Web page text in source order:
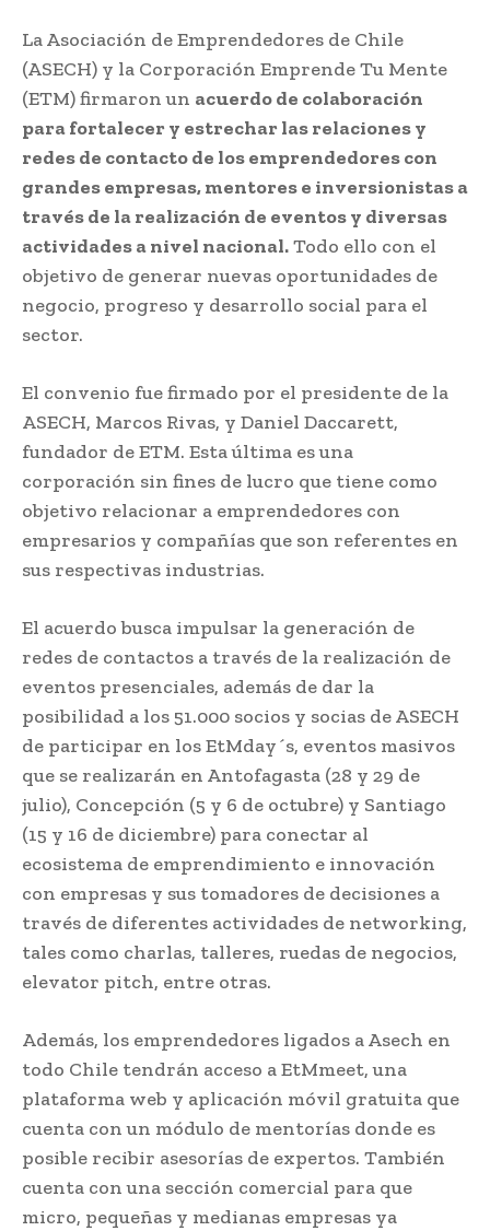
La Asociación de Emprendedores de Chile
(ASECH) y la Corporación Emprende Tu Mente
(ETM) firmaron un acuerdo de colaboración
para fortalecer y estrechar las relaciones y
redes de contacto de los emprendedores con
grandes empresas, mentores e inversionistas a
través de la realización de eventos y diversas
actividades a nivel nacional.Todo ello con el
objetivo de generar nuevas oportunidades de
negocio, progreso y desarrollo social para el
sector.
El convenio fue firmado por el presidente de la
ASECH, Marcos Rivas, y Daniel Daccarett,
fundador de ETM. Esta última es una
corporación sin fines de lucro que tiene como
objetivo relacionar a emprendedores con
empresarios y compañías que son referentes en
sus respectivas industrias.
El acuerdo busca impulsar la generación de
redes de contactos a través de la realización de
eventos presenciales, además de dar la
posibilidad a los 51.000 socios y socias de ASECH
de participar en los EtMday´s, eventos masivos
que se realizarán en Antofagasta (28 y 29 de
julio), Concepción (5 y 6 de octubre) y Santiago
(15 y 16 de diciembre) para conectar al
ecosistema de emprendimiento e innovación
con empresas y sus tomadores de decisiones a
través de diferentes actividades de networking,
tales como charlas, talleres, ruedas de negocios,
elevator pitch, entre otras.
Además, los emprendedores ligados a Asech en
todo Chile tendrán acceso a EtMmeet, una
plataforma web y aplicación móvil gratuita que
cuenta con un módulo de mentorías donde es
posible recibir asesorías de expertos. También
cuenta con una sección comercial para que
micro, pequeñas y medianas empresas ya